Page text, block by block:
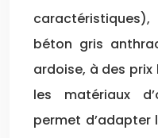
béton gris
ardoise, à des
les matériaux
permet